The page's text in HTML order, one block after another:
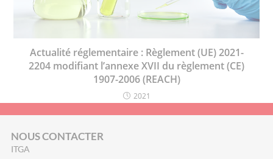
Actualité réglementaire : Règlement (UE) 2021-
2204 modifiant l’annexe XVII du règlement (CE)
1907-2006 (REACH)
2021
NOUS CONTACTER
ITGA